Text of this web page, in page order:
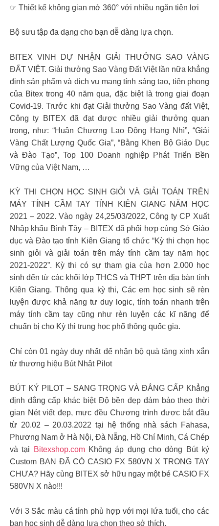
☞ Thiết kế không gian mở 360° với nhiều ngăn tiện lợi
Bộ sưu tập đa dạng cho bạn dễ dàng lựa chọn.
BITEX VINH DỰ NHẬN GIẢI THƯỞNG SAO VÀNG
ĐẤT VIỆT. Giải thưởng Sao Vàng Đất Việt lần nữa khẳng
định sản phẩm và dịch vụ mang tính sáng tạo, tiên phong
của Bitex trong 40 năm qua, đặc biệt là trong giai đoạn
Covid-19. Trước khi đạt Giải thưởng Sao Vàng đất Việt,
Công ty BITEX đã đạt được nhiều giải thưởng quan
trọng, như: “Huân Chương Lao Động Hạng Nhì”, “Giải
Vàng Chất Lượng Quốc Gia”, “Bằng Khen Bộ Giáo Dục
và Đào Tạo”, Top 100 Doanh nghiệp Phát Triển Bền
Vững của Việt Nam, … ️
KỲ THI CHỌN HỌC SINH GIỎI VÀ GIẢI TOÁN TRÊN
MÁY TÍNH CẦM TAY TỈNH KIÊN GIANG NĂM HỌC
2021 – 2022. Vào ngày 24,25/03/2022, Công ty CP Xuất
Nhập khẩu Bình Tây – BITEX đã phối hợp cùng Sở Giáo
dục và Đào tạo tỉnh Kiên Giang tổ chức “Kỳ thi chọn học
sinh giỏi và giải toán trên máy tính cầm tay năm học
2021-2022”. Kỳ thi có sự tham gia của hơn 2.000 học
sinh đến từ các khối lớp THCS và THPT trên địa bàn tỉnh
Kiên Giang. Thông qua kỳ thi, Các em học sinh sẽ rèn
luyện được khả năng tư duy logic, tính toán nhanh trên
máy tính cầm tay cũng như rèn luyện các kĩ năng để
chuẩn bị cho Kỳ thi trung học phổ thông quốc gia.
Chỉ còn 01 ngày duy nhất để nhận bộ quà tặng xinh xắn
từ thương hiệu Bút Nhật Pilot
BÚT KÝ PILOT – SANG TRỌNG VÀ ĐẲNG CẤP Khẳng
định đẳng cấp khác biệt Độ bền đẹp đảm bảo theo thời
gian Nét viết đẹp, mực đều Chương trình được bắt đầu
từ 20.02 – 20.03.2022 tại hệ thống nhà sách Fahasa,
Phương Nam ở Hà Nội, Đà Nẵng, Hồ Chí Minh, Cá Chép
và tại
Bitexshop.comKhông áp dụng cho dòng Bút ký
Custom BẠN ĐÃ CÓ CASIO FX 580VN X TRONG TAY
CHƯA? Hãy cùng BITEX sở hữu ngay một bé CASIO FX
580VN X nào!!!
Với 3 Sắc màu cá tính phù hợp với mọi lứa tuổi, cho các
bạn học sinh dễ dàng lựa chọn theo sở thích.